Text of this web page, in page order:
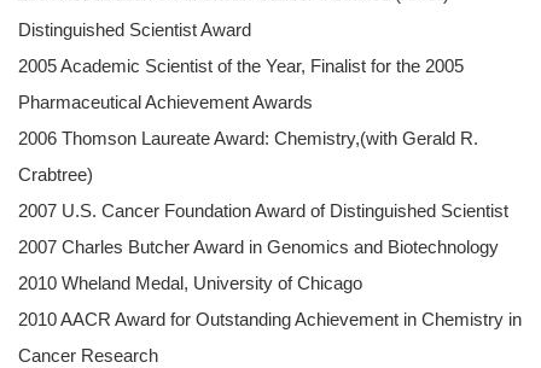
Distinguished Scientist Award
2005 Academic Scientist of the Year, Finalist for the 2005
Pharmaceutical Achievement Awards
2006 Thomson Laureate Award: Chemistry,(with Gerald R.
Crabtree)
2007 U.S. Cancer Foundation Award of Distinguished Scientist
2007 Charles Butcher Award in Genomics and Biotechnology
2010 Wheland Medal, University of Chicago
2010 AACR Award for Outstanding Achievement in Chemistry in
Cancer Research